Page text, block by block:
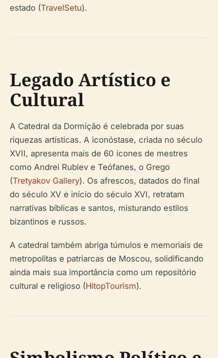
estado (TravelSetu).
Legado Artístico e
Cultural
A Catedral da Dormição é celebrada por suas
riquezas artísticas. A iconóstase, criada no século
XVII, apresenta mais de 60 ícones de mestres
como Andrei Rublev e Teófanes, o Grego
(Tretyakov Gallery). Os afrescos, datados do final
do século XV e início do século XVI, retratam
narrativas bíblicas e santos, misturando estilos
bizantinos e russos.
A catedral também abriga túmulos e memoriais de
metropolitas e patriarcas de Moscou, solidificando
ainda mais sua importância como um repositório
cultural e religioso (HitopTourism).